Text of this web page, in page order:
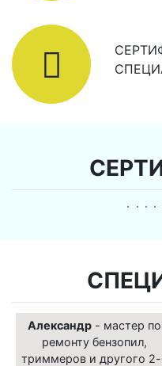
Александр - мастер по
ремонту бензопил,
триммеров и другого 2-